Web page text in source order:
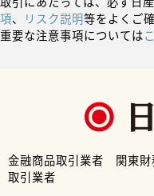
項、 リスク説明等をよくご
重要な注意事項については
金融商品取引業者 関東
取引業者